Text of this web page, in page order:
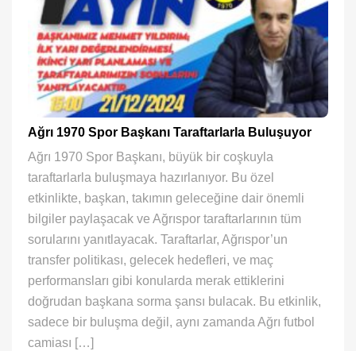
Ağrı 1970 Spor Başkanı Taraftarlarla Buluşuyor
Ağrı 1970 Spor Başkanı, büyük bir coşkuyla
taraftarlarla buluşmaya hazırlanıyor. Bu özel
etkinlikte, başkan, takımın geleceğine dair önemli
bilgiler paylaşacak ve Ağrıspor taraftarlarının tüm
sorularını yanıtlayacak. Taraftarlar, Ağrıspor’un
transfer politikası, gelecek hedefleri, ve maç
performansları gibi konularda merak ettiklerini
doğrudan başkana sorma şansı bulacak. Bu etkinlik,
sadece bir buluşma değil, aynı zamanda Ağrı futbol
camiası […]